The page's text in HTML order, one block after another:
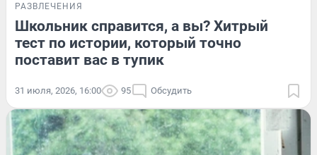
РАЗВЛЕЧЕНИЯ
Школьник справится, а вы? Хитрый
тест по истории, который точно
поставит вас в тупик
31 июля, 2026, 16:00 95 Обсудить